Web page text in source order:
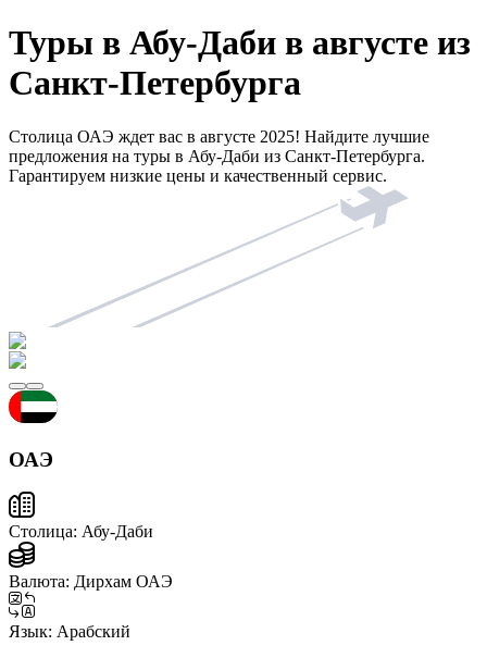
Туры в Абу-Даби в августе из
Санкт-Петербурга
Столица ОАЭ ждет вас в августе 2025! Найдите лучшие
предложения на туры в Абу-Даби из Санкт-Петербурга.
Гарантируем низкие цены и качественный сервис.
ОАЭ
Столица: Абу-Даби
Валюта: Дирхам ОАЭ
Язык: Арабский